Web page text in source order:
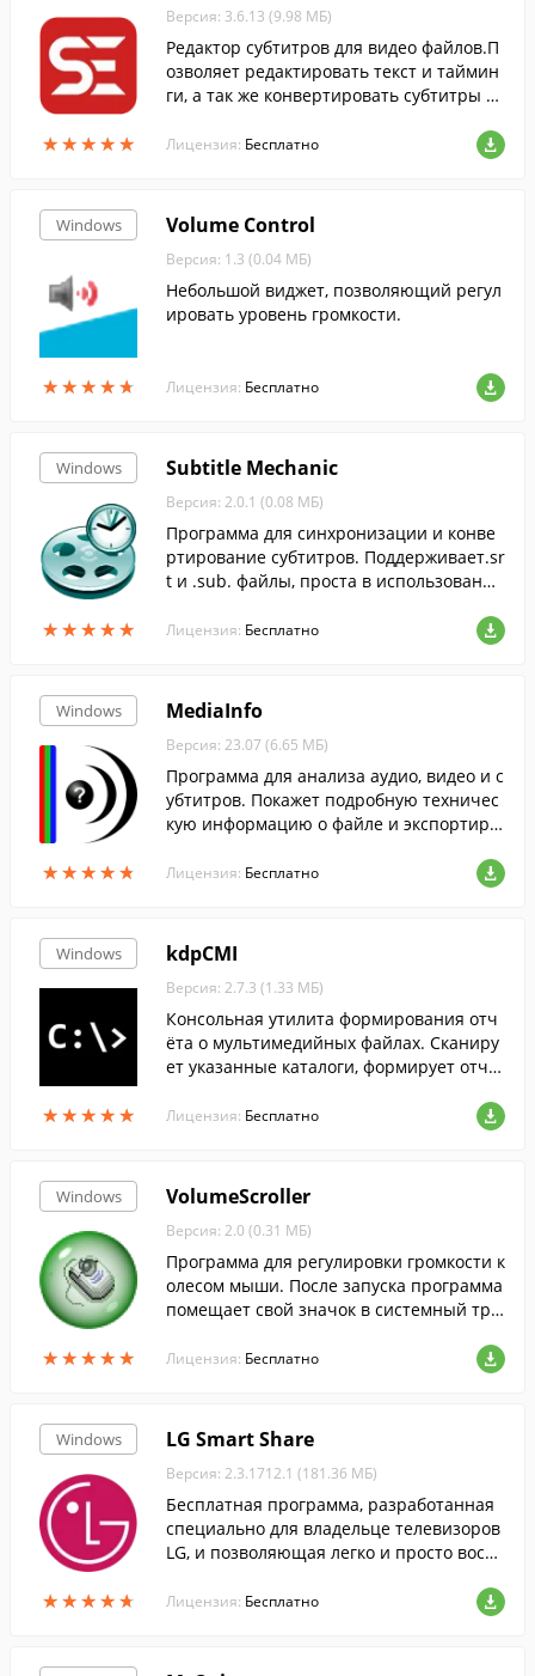
★★★★★
★★★★★
Версия: 3.6.13 (9.98 МБ)
Редактор субтитров для видео файлов.П
озволяет редактировать текст и таймин
ги, а так же конвертировать субтитры в
Лицензия: Бесплатно
Windows
★★★★★
★★★★★
Volume Control
Версия: 1.3 (0.04 МБ)
Небольшой виджет, позволяющий регул
ировать уровень громкости.
Лицензия: Бесплатно
Windows
★★★★★
★★★★★
Subtitle Mechanic
Версия: 2.0.1 (0.08 МБ)
Программа для синхронизации и конве
ртирование субтитров. Поддерживает.sr
t и .sub. файлы, проста в использовани
Лицензия: Бесплатно
Windows
★★★★★
★★★★★
MediaInfo
Версия: 23.07 (6.65 МБ)
Программа для анализа аудио, видео и с
убтитров. Покажет подробную техничес
кую информацию о файле и экспортиру
Лицензия: Бесплатно
Windows
★★★★★
★★★★★
kdpCMI
Версия: 2.7.3 (1.33 МБ)
Консольная утилита формирования отч
ёта о мультимедийных файлах. Сканиру
ет указанные каталоги, формирует отчё
зультат в файл или в буфер обмена.
Лицензия: Бесплатно
Windows
★★★★★
★★★★★
VolumeScroller
Версия: 2.0 (0.31 МБ)
Программа для регулировки громкости к
олесом мыши. После запуска программа
помещает свой значок в системный тре
Лицензия: Бесплатно
Windows
★★★★★
★★★★★
LG Smart Share
Версия: 2.3.1712.1 (181.36 МБ)
Бесплатная программа, разработанная
специально для владельце телевизоров
LG, и позволяющая легко и просто восп
о с компьютера на телевизоре.
Лицензия: Бесплатно